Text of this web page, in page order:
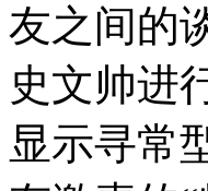
友之间的
史文帅进
显示寻常